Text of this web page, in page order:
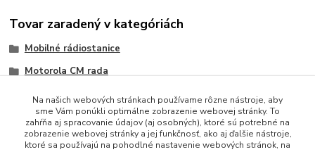
Tovar zaradený v kategóriách
Mobilné rádiostanice
Motorola CM rada
Na našich webových stránkach používame rôzne nástroje, aby
sme Vám ponúkli optimálne zobrazenie webovej stránky. To
zahŕňa aj spracovanie údajov (aj osobných), ktoré sú potrebné na
zobrazenie webovej stránky a jej funkčnosť, ako aj ďalšie nástroje,
ktoré sa používajú na pohodlné nastavenie webových stránok, na